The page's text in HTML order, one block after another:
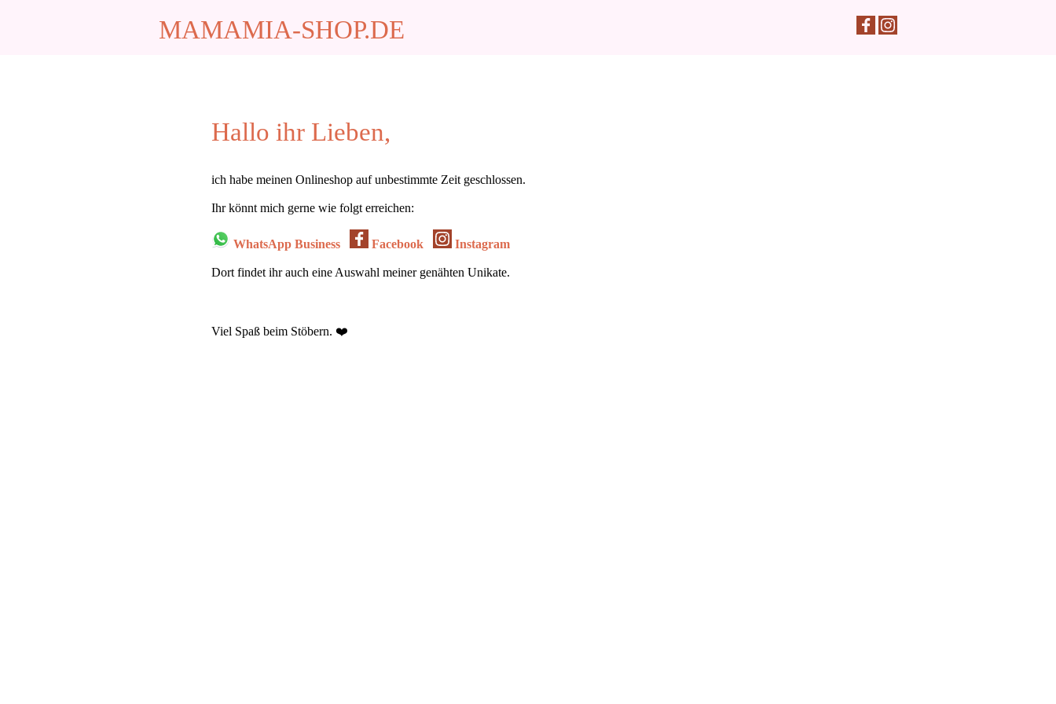
MAMAMIA-SHOP.DE
Hallo ihr Lieben,
ich habe meinen Onlineshop auf unbestimmte Zeit geschlossen.
Ihr könnt mich gerne wie folgt erreichen:
WhatsApp Business Facebook Instagram
Dort findet ihr auch eine Auswahl meiner genähten Unikate.
Viel Spaß beim Stöbern. ❤️